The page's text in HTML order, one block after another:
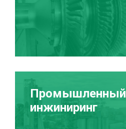
Промышленный
инжиниринг